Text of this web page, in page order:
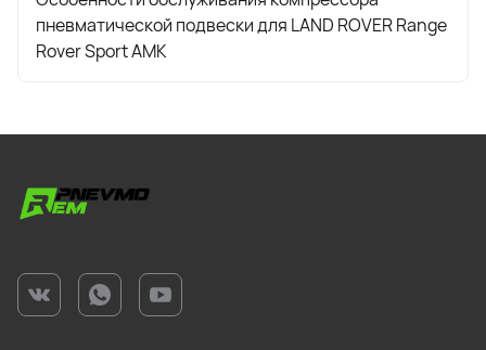
пневматической подвески для LAND ROVER Range
Rover Sport AMK